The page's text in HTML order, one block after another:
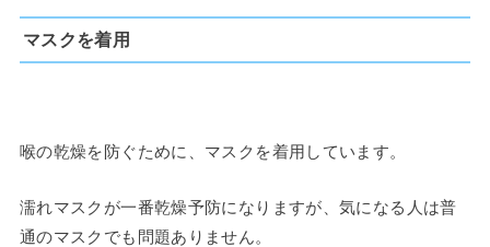
マスクを着用
喉の乾燥を防ぐために、マスクを着用しています。
濡れマスクが一番乾燥予防になりますが、気になる人は普
通のマスクでも問題ありません。